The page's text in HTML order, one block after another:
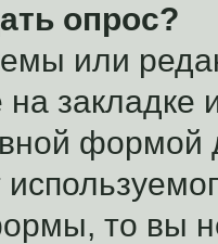
опрос?
или
формой
то вы